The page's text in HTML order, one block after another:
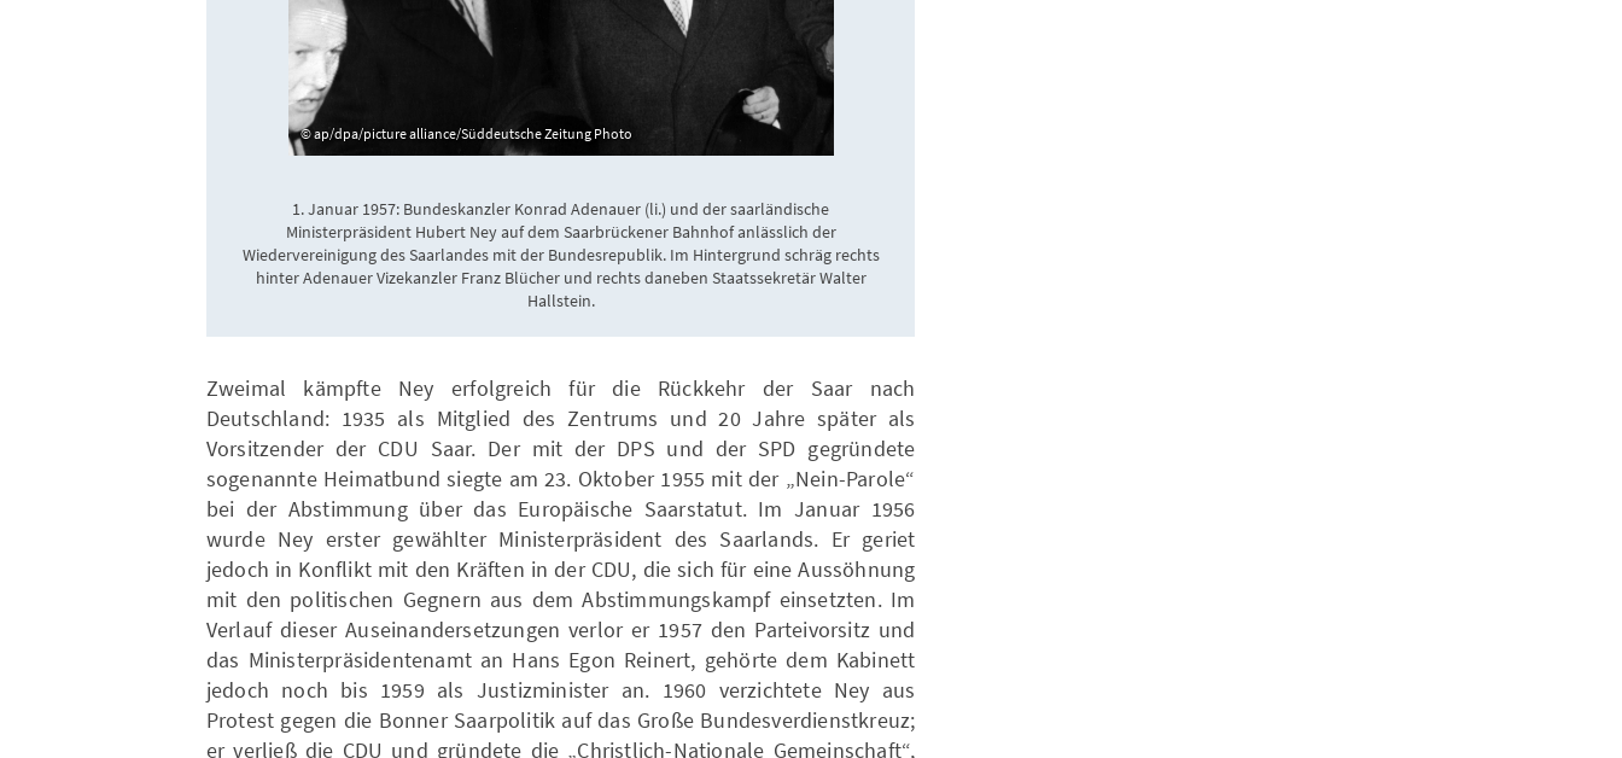
ap/dpa/picture alliance/Süddeutsche Zeitung Photo
1. Januar 1957: Bundeskanzler Konrad Adenauer (li.) und der saarländische
Ministerpräsident Hubert Ney auf dem Saarbrückener Bahnhof anlässlich der
Wiedervereinigung ​des Saarlandes mit der Bundesrepublik. Im Hintergrund schräg rechts
hinter Adenauer Vizekanzler Franz Blücher und rechts daneben Staatssekretär Wa​lter
Hallstein.
Zweimal kämpfte Ney erfolgreich für die Rückkehr der Saar nach
Deutschland: 1935 als Mitglied des Zentrums und 20 Jahre später als
Vorsitzender der CDU Saar. Der mit der DPS und der SPD gegründete
sogenannte Heimatbund siegte am 23. Oktober 1955 mit der „Nein-Parole“
bei der Abstimmung über das Europäische Saarstatut. Im Januar 1956
wurde Ney erster gewählter Ministerpräsident des Saarlands. Er geriet
jedoch in Konflikt mit den Kräften in der CDU, die sich für eine Aussöhnung
mit den politischen Gegnern aus dem Abstimmungskampf einsetzten. Im
Verlauf dieser Auseinandersetzungen verlor er 1957 den Parteivorsitz und
das Ministerpräsidentenamt an Hans Egon Reinert, gehörte dem Kabinett
jedoch noch bis 1959 als Justizminister an. 1960 verzichtete Ney aus
Protest gegen die Bonner Saarpolitik auf das Große Bundesverdienstkreuz;
er verließ die CDU und gründete die „Christlich-Nationale Gemeinschaft“,